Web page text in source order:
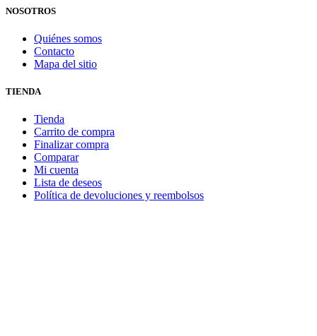
NOSOTROS
Quiénes somos
Contacto
Mapa del sitio
TIENDA
Tienda
Carrito de compra
Finalizar compra
Comparar
Mi cuenta
Lista de deseos
Política de devoluciones y reembolsos